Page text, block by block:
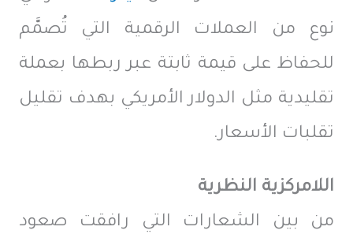
نوع من العملات الرقمية التي تُصمَّم
للحفاظ على قيمة ثابتة عبر ربطها بعملة
تقليدية مثل الدولار الأمريكي بهدف تقليل
تقلبات الأسعار.
اللامركزية النظرية
من بين الشعارات التي رافقت صعود